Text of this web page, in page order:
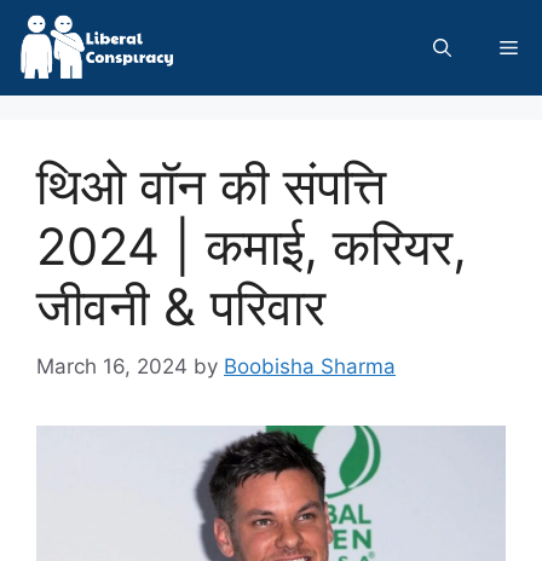
Skip
content
थिओ वॉन की संपत्ति
2024 | कमाई, करियर,
जीवनी & परिवार
March 16, 2024 by Boobisha Sharma